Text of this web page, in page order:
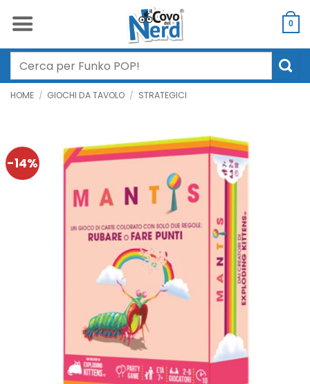
0
Cerca:
HOME / GIOCHI DA TAVOLO / STRATEGICI
-14%